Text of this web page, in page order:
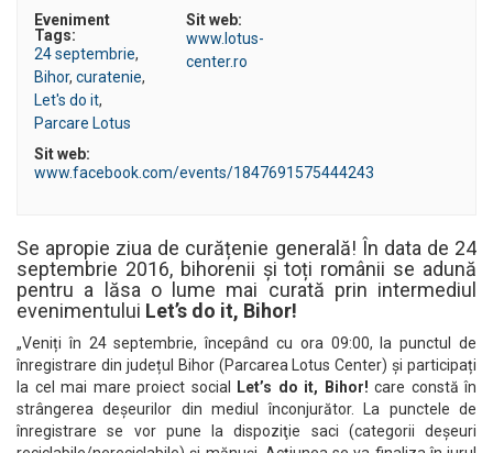
Eveniment
Tags:
24 septembrie,
Bihor, curatenie,
Let's do it,
Parcare Lotus
Sit web:
www.facebook.com/events/1847691575444243
Sit web:
www.lotus-
center.ro
Se apropie ziua de curățenie generală! În data de 24
septembrie 2016, bihorenii și toți românii se adună
pentru a lăsa o lume mai curată prin intermediul
evenimentului Let’s do it, Bihor!
„Veniți în 24 septembrie, începând cu ora 09:00, la punctul de
înregistrare din județul Bihor (Parcarea Lotus Center) și participați
la cel mai mare proiect social
Let’s do it, Bihor! care constă în
strângerea deșeurilor din mediul înconjurător. La punctele de
înregistrare se vor pune la dispoziţie saci (categorii deşeuri